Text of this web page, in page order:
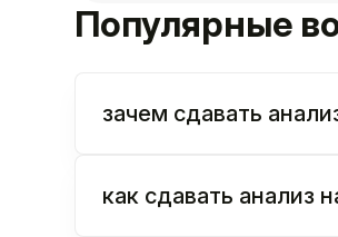
Популярные
зачем сдавать
как сдавать анализ